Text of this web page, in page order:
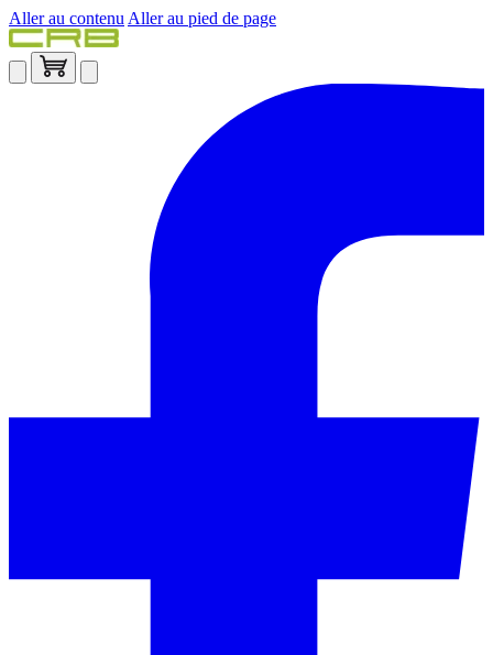
Aller au contenu Aller au pied de page